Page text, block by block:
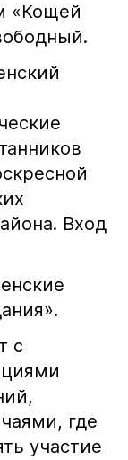
«Кощей
Вход
с
где
участие